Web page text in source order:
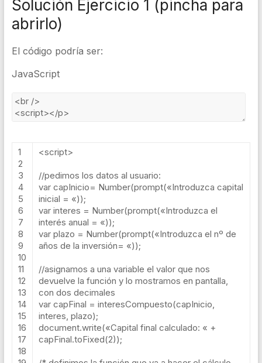
Solución Ejercicio 1 (pincha para
abrirlo)
El código podría ser:
JavaScript
1
2
3
4
5
6
7
8
9
10
11
12
13
14
15
16
17
18
<script>
//pedimos los datos al usuario:
var capInicio= Number(prompt(«Introduzca capital
inicial = «));
var interes = Number(prompt(«Introduzca el
interés anual = «));
var plazo = Number(prompt(«Introduzca el nº de
años de la inversión= «));
//asignamos a una variable el valor que nos
devuelve la función y lo mostramos en pantalla,
con dos decimales
var capFinal = interesCompuesto(capInicio
interes plazo);
document.write(«Capital final calculado: « +
capFinal.toFixed(2));